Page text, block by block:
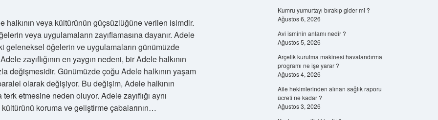
halkının veya kültürünün güçsüzlüğüne verilen isimdir.
veya uygulamaların zayıflamasına dayanır. Adele
geleneksel öğelerin ve uygulamaların günümüzde
zayıflığının en yaygın nedeni, bir Adele halkının
değişmesidir. Günümüzde çoğu Adele halkının yaşam
olarak değişiyor. Bu değişim, Adele halkının
etmesine neden oluyor. Adele zayıflığı aynı
kültürünü koruma ve geliştirme çabalarının…
Kumru yumurtayı bırakıp gider mi ?
Ağustos 6, 2026
Avi isminin anlamı nedir ?
Ağustos 5, 2026
Arçelik kurutma makinesi havalandırma
programı ne işe yarar ?
Ağustos 4, 2026
Aile hekimlerinden alınan sağlık raporu
ücreti ne kadar ?
Ağustos 3, 2026